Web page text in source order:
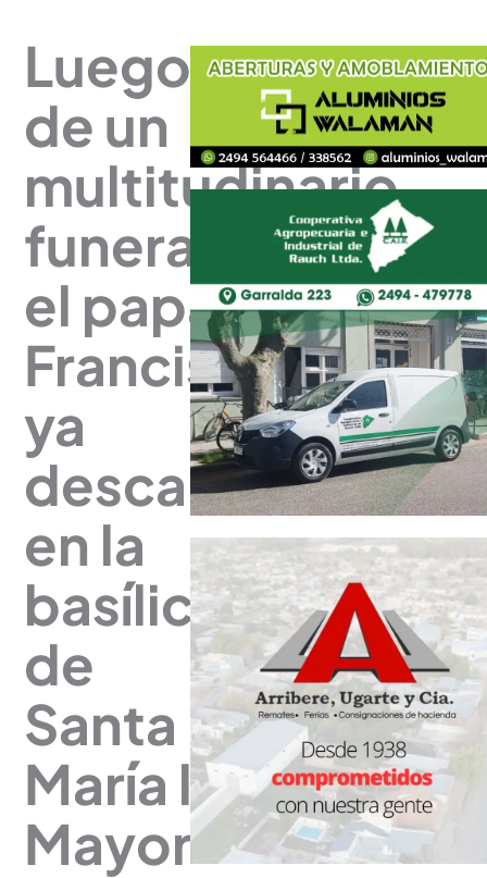
Luego
de un
multitudinario
funeral,
el papa
Francisco
ya
descansa
en la
basílica
de
Santa
María la
Mayor